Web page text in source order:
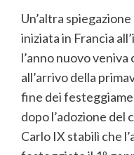
Un’altra
iniziata in Francia
l’anno nuovo
all’arrivo della
fine dei
dopo l’adozione del
Carlo IX stabilì che